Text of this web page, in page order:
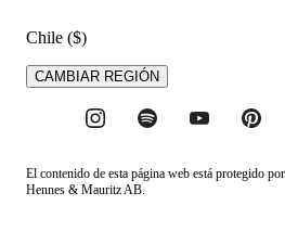
Chile ($)
CAMBIAR REGIÓN
El contenido de esta página web está protegido
Hennes & Mauritz AB.